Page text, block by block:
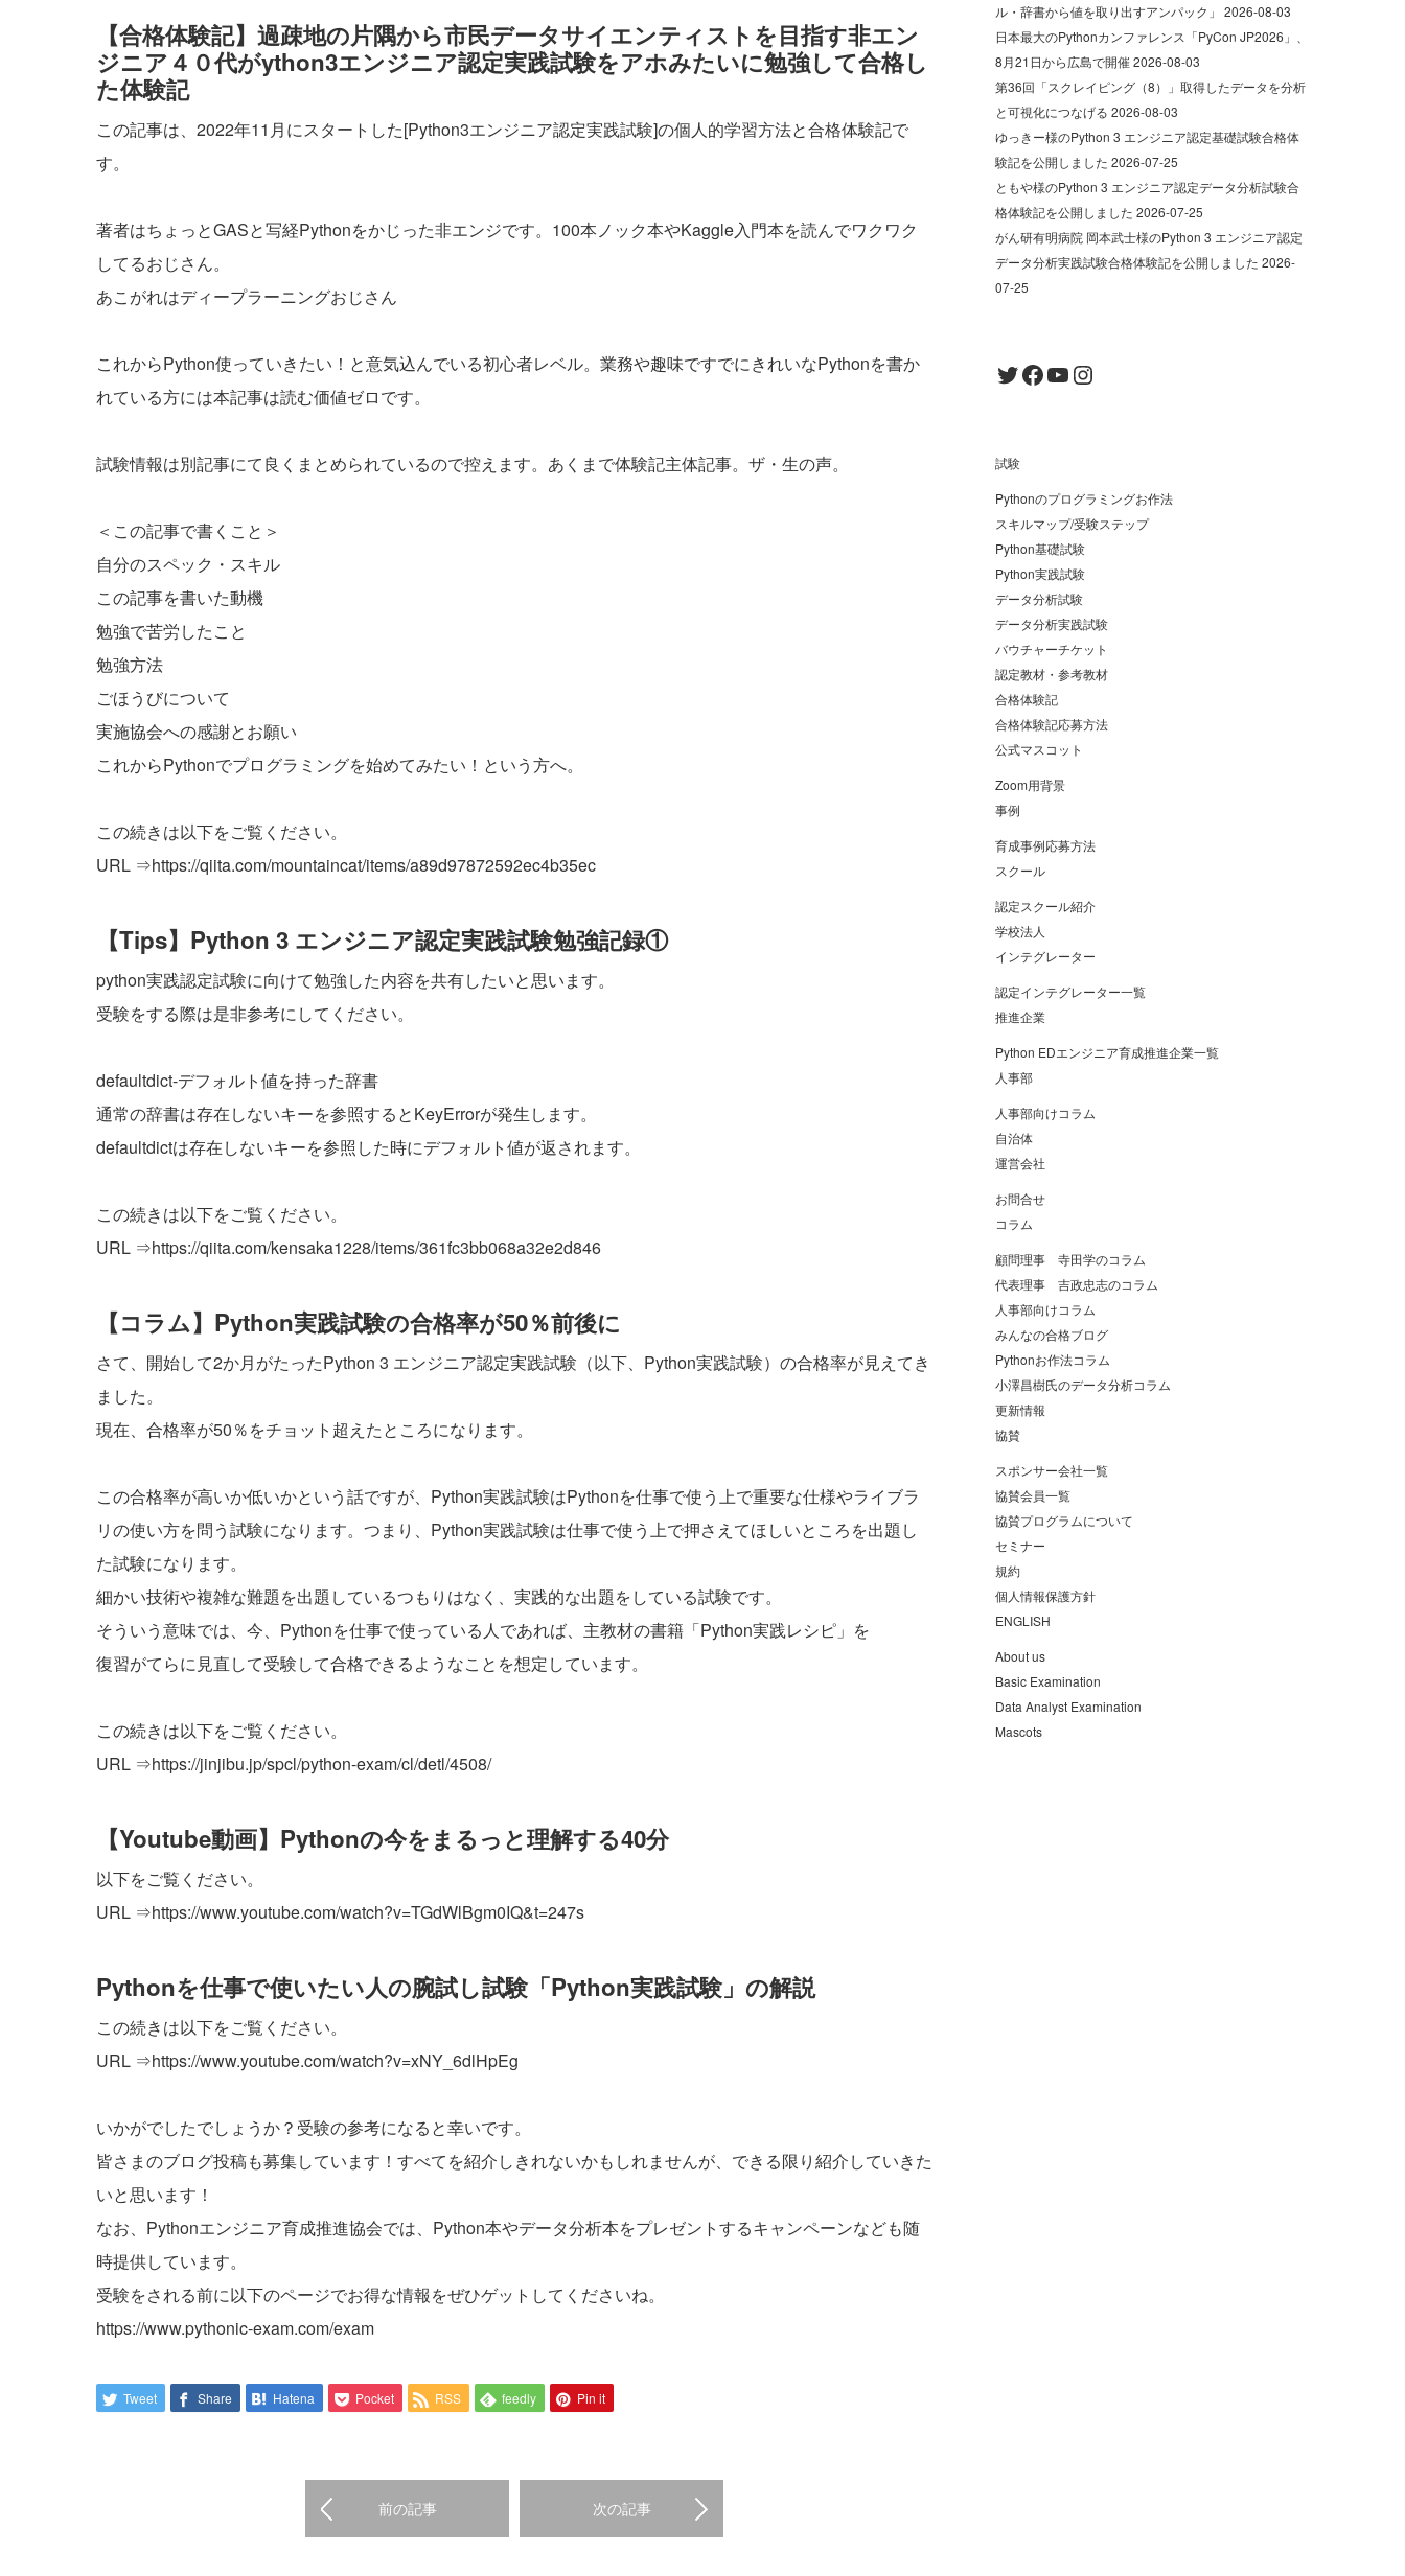
【合格体験記】過疎地の片隅から市民データサイエンティストを目指す非エン
ジニア４０代がython3エンジニア認定実践試験をアホみたいに勉強して合格し
た体験記
この記事は、2022年11月にスタートした[Python3エンジニア認定実践試験]の個人的学習方法と合格体験記で
す。
著者はちょっとGASと写経Pythonをかじった非エンジです。100本ノック本やKaggle入門本を読んでワクワク
してるおじさん。
あこがれはディープラーニングおじさん
これからPython使っていきたい！と意気込んでいる初心者レベル。業務や趣味ですでにきれいなPythonを書か
れている方には本記事は読む価値ゼロです。
試験情報は別記事にて良くまとめられているので控えます。あくまで体験記主体記事。ザ・生の声。
＜この記事で書くこと＞
自分のスペック・スキル
この記事を書いた動機
勉強で苦労したこと
勉強方法
ごほうびについて
実施協会への感謝とお願い
これからPythonでプログラミングを始めてみたい！という方へ。
この続きは以下をご覧ください。
URL ⇒https://qiita.com/mountaincat/items/a89d97872592ec4b35ec
【Tips】Python 3 エンジニア認定実践試験勉強記録①
python実践認定試験に向けて勉強した内容を共有したいと思います。
受験をする際は是非参考にしてください。
defaultdict-デフォルト値を持った辞書
通常の辞書は存在しないキーを参照するとKeyErrorが発生します。
defaultdictは存在しないキーを参照した時にデフォルト値が返されます。
この続きは以下をご覧ください。
URL ⇒https://qiita.com/kensaka1228/items/361fc3bb068a32e2d846
【コラム】Python実践試験の合格率が50％前後に
さて、開始して2か月がたったPython 3 エンジニア認定実践試験（以下、Python実践試験）の合格率が見えてき
ました。
現在、合格率が50％をチョット超えたところになります。
この合格率が高いか低いかという話ですが、Python実践試験はPythonを仕事で使う上で重要な仕様やライブラ
リの使い方を問う試験になります。つまり、Python実践試験は仕事で使う上で押さえてほしいところを出題し
た試験になります。
細かい技術や複雑な難題を出題しているつもりはなく、実践的な出題をしている試験です。
そういう意味では、今、Pythonを仕事で使っている人であれば、主教材の書籍「Python実践レシピ」を
復習がてらに見直して受験して合格できるようなことを想定しています。
この続きは以下をご覧ください。
URL ⇒https://jinjibu.jp/spcl/python-exam/cl/detl/4508/
【Youtube動画】Pythonの今をまるっと理解する40分
以下をご覧ください。
URL ⇒https://www.youtube.com/watch?v=TGdWlBgm0IQ&t=247s
Pythonを仕事で使いたい人の腕試し試験「Python実践試験」の解説
この続きは以下をご覧ください。
URL ⇒https://www.youtube.com/watch?v=xNY_6dlHpEg
いかがでしたでしょうか？受験の参考になると幸いです。
皆さまのブログ投稿も募集しています！すべてを紹介しきれないかもしれませんが、できる限り紹介していきた
いと思います！
なお、Pythonエンジニア育成推進協会では、Python本やデータ分析本をプレゼントするキャンペーンなども随
時提供しています。
受験をされる前に以下のページでお得な情報をぜひゲットしてくださいね。
https://www.pythonic-exam.com/exam
Tweet Share Hatena Pocket RSS feedly Pin it
前の記事 次の記事
ル・辞書から値を取り出すアンパック」 2026-08-03
日本最大のPythonカンファレンス「PyCon JP2026」、
8月21日から広島で開催2026-08-03
第36回「スクレイピング（8）」取得したデータを分析
と可視化につなげる 2026-08-03
ゆっきー様のPython 3 エンジニア認定基礎試験合格体
験記を公開しました 2026-07-25
ともや様のPython 3 エンジニア認定データ分析試験合
格体験記を公開しました 2026-07-25
がん研有明病院 岡本武士様のPython 3 エンジニア認定
データ分析実践試験合格体験記を公開しました 2026-
07-25
Twitter
Facebook
YouTube
Instagram
試験
Pythonのプログラミングお作法
スキルマップ/受験ステップ
Python基礎試験
Python実践試験
データ分析試験
データ分析実践試験
バウチャーチケット
認定教材・参考教材
合格体験記
合格体験記応募方法
公式マスコット
Zoom用背景
事例
育成事例応募方法
スクール
認定スクール紹介
学校法人
インテグレーター
認定インテグレーター一覧
推進企業
Python EDエンジニア育成推進企業一覧
人事部
人事部向けコラム
自治体
運営会社
お問合せ
コラム
顧問理事 寺田学のコラム
代表理事 吉政忠志のコラム
人事部向けコラム
みんなの合格ブログ
Pythonお作法コラム
小澤昌樹氏のデータ分析コラム
更新情報
協賛
スポンサー会社一覧
協賛会員一覧
協賛プログラムについて
セミナー
規約
個人情報保護方針
ENGLISH
About us
Basic Examination
Data Analyst Examination
Mascots